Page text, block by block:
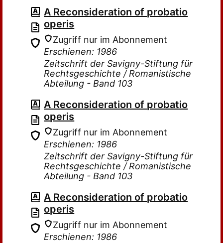
A Reconsideration of probatio
operis
Zugriff nur im Abonnement
Erschienen: 1986
Zeitschrift der Savigny-Stiftung für
Rechtsgeschichte / Romanistische
Abteilung - Band 103
A Reconsideration of probatio
operis
Zugriff nur im Abonnement
Erschienen: 1986
Zeitschrift der Savigny-Stiftung für
Rechtsgeschichte / Romanistische
Abteilung - Band 103
A Reconsideration of probatio
operis
Zugriff nur im Abonnement
Erschienen: 1986